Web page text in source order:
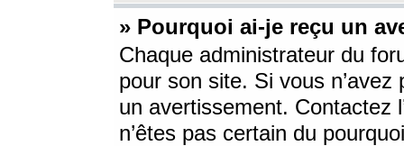
» Pourquoi ai-je reçu un
Chaque administrateur du
pour son site. Si vous
un avertissement. Contactez
n’êtes pas certain du